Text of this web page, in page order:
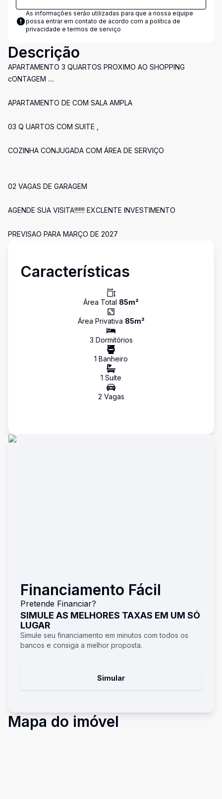
As informações serão utilizadas para que a nossa equipe
possa entrar em contato de acordo com a política de
privacidade e termos de serviço
Descrição
APARTAMENTO 3 QUARTOS PROXIMO AO SHOPPING
cONTAGEM ....
APARTAMENTO DE COM SALA AMPLA
03 Q UARTOS COM SUITE ,
COZINHA CONJUGADA COM ÁREA DE SERVIÇO
02 VAGAS DE GARAGEM
AGENDE SUA VISITA!!!!!!! EXCLENTE INVESTIMENTO
PREVISAO PARA MARÇO DE 2027
Características
Área Total 85m²
Área Privativa 85m²
3 Dormitórios
1 Banheiro
1 Suíte
2 Vagas
Financiamento Fácil
Pretende Financiar?
SIMULE AS MELHORES TAXAS EM UM SÓ
LUGAR
Simule seu financiamento em minutos com todos os
bancos e consiga a melhor proposta.
Simular
Mapa do imóvel